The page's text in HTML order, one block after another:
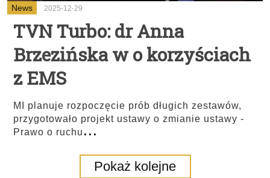
News 2025-12-29
TVN Turbo: dr Anna
Brzezińska w o korzyściach
z EMS
MI planuje rozpoczęcie prób długich zestawów,
przygotowało projekt ustawy o zmianie ustawy -
Prawo o ruchu...
Pokaż kolejne